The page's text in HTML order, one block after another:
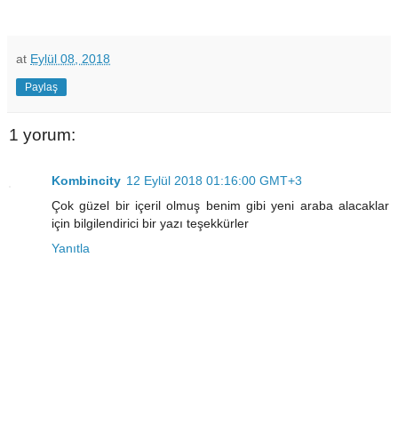
at Eylül 08, 2018
Paylaş
1 yorum:
Kombincity 12 Eylül 2018 01:16:00 GMT+3
Çok güzel bir içeril olmuş benim gibi yeni araba alacaklar
için bilgilendirici bir yazı teşekkürler
Yanıtla